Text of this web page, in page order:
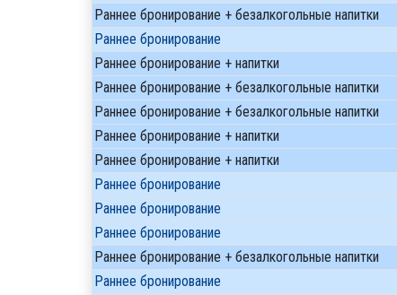
Раннее бронирование + безалкогольные напитки
Раннее бронирование
Раннее бронирование + напитки
Раннее бронирование + безалкогольные напитки
Раннее бронирование + безалкогольные напитки
Раннее бронирование + напитки
Раннее бронирование + напитки
Раннее бронирование
Раннее бронирование
Раннее бронирование
Раннее бронирование + безалкогольные напитки
Раннее бронирование